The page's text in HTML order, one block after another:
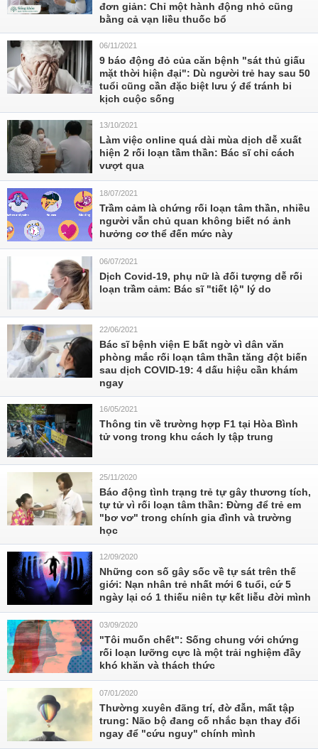
đơn giản: Chỉ một hành động nhỏ cũng
bằng cả vạn liều thuốc bổ
06/11/2021
9 báo động đỏ của căn bệnh "sát thủ giấu
mặt thời hiện đại": Dù người trẻ hay sau 50
tuổi cũng cần đặc biệt lưu ý để tránh bi
kịch cuộc sống
13/10/2021
Làm việc online quá dài mùa dịch dễ xuất
hiện 2 rối loạn tầm thần: Bác sĩ chỉ cách
vượt qua
18/07/2021
Trầm cảm là chứng rối loạn tâm thần, nhiều
người vẫn chủ quan không biết nó ảnh
hưởng cơ thể đến mức này
06/07/2021
Dịch Covid-19, phụ nữ là đối tượng dễ rối
loạn trầm cảm: Bác sĩ "tiết lộ" lý do
22/06/2021
Bác sĩ bệnh viện E bất ngờ vì dân văn
phòng mắc rối loạn tâm thần tăng đột biến
sau dịch COVID-19: 4 dấu hiệu cần khám
ngay
16/05/2021
Thông tin về trường hợp F1 tại Hòa Bình
tử vong trong khu cách ly tập trung
25/11/2020
Báo động tình trạng trẻ tự gây thương tích,
tự tử vì rối loạn tâm thần: Đừng để trẻ em
"bơ vơ" trong chính gia đình và trường
học
12/09/2020
Những con số gây sốc về tự sát trên thế
giới: Nạn nhân trẻ nhất mới 6 tuổi, cứ 5
ngày lại có 1 thiếu niên tự kết liễu đời mình
03/09/2020
"Tôi muốn chết": Sống chung với chứng
rối loạn lưỡng cực là một trải nghiệm đầy
khó khăn và thách thức
07/01/2020
Thường xuyên đãng trí, đờ đẫn, mất tập
trung: Não bộ đang cố nhắc bạn thay đổi
ngay để "cứu nguy" chính mình